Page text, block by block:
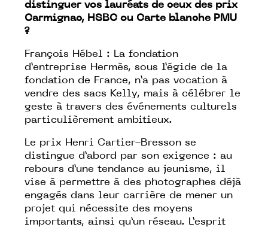
distinguer vos lauréats de ceux des prix
Carmignac, HSBC ou Carte blanche PMU
?
François Hébel : La fondation
d’entreprise Hermès, sous l’égide de la
fondation de France, n’a pas vocation à
vendre des sacs Kelly, mais à célébrer le
geste à travers des événements culturels
particulièrement ambitieux.
Le prix Henri Cartier-Bresson se
distingue d’abord par son exigence : au
rebours d’une tendance au jeunisme, il
vise à permettre à des photographes déjà
engagés dans leur carrière de mener un
projet qui nécessite des moyens
importants, ainsi qu’un réseau. L’esprit